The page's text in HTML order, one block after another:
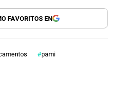
FAVORITOS EN
pami